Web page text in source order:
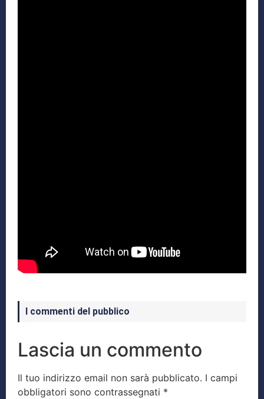
I commenti del pubblico
Lascia un commento
Il tuo indirizzo email non sarà pubblicato. I campi
obbligatori sono contrassegnati *